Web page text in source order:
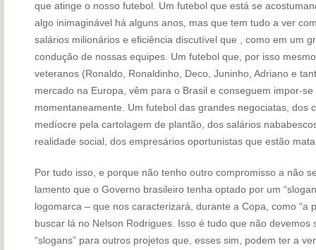
que atinge o nosso futebol. Um futebol que está se
algo inimaginável há alguns anos, mas que tem tudo a ver
salários milionários e eficiência discutível que , como em um
condução de nossas equipes. Um futebol que, por isso
veteranos (Ronaldo, Ronaldinho, Deco, Juninho, Adriano e
mercado na Europa, vêm para o Brasil e conseguem impor-
momentaneamente. Um futebol das grandes negociatas, dos
medíocre pela cartolagem de plantão, dos salários
realidade social, dos empresários oportunistas que estão
Por tudo isso, e porque não tenho outro compromisso a não
lamento que o Governo brasileiro tenha optado por um
logomarca – que nos caracterizará, durante a Copa, como “a
buscar lá no Nelson Rodrigues. Isso é tudo que não
“slogans” para outros projetos que, esses sim, podem ter a